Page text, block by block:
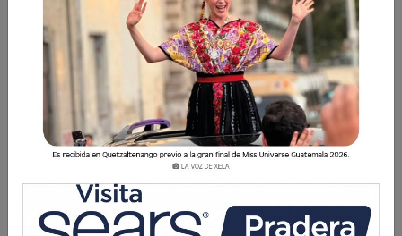
acuerdo en el Diario de Centro América.
La Voz de Xela 4 Junio 2025 09:43